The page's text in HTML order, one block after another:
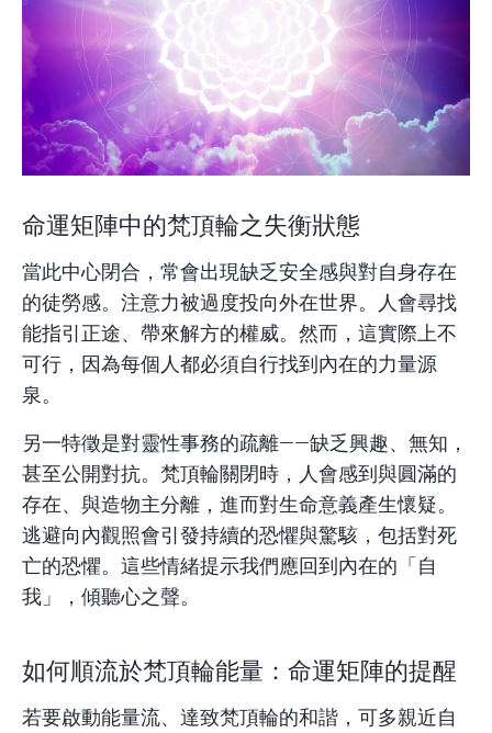
命運矩陣中的梵頂輪之失衡狀態
當此中心閉合，常會出現缺乏安全感與對自身存在
的徒勞感。注意力被過度投向外在世界。人會尋找
能指引正途、帶來解方的權威。然而，這實際上不
可行，因為每個人都必須自行找到內在的力量源
泉。
另一特徵是對靈性事務的疏離——缺乏興趣、無知，
甚至公開對抗。梵頂輪關閉時，人會感到與圓滿的
存在、與造物主分離，進而對生命意義產生懷疑。
逃避向內觀照會引發持續的恐懼與驚駭，包括對死
亡的恐懼。這些情緒提示我們應回到內在的「自
我」，傾聽心之聲。
如何順流於梵頂輪能量：命運矩陣的提醒
若要啟動能量流、達致梵頂輪的和諧，可多親近自